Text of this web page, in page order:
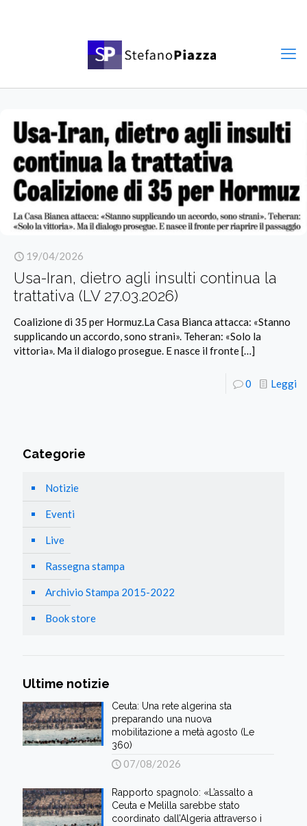
19/04/2026
Usa-Iran, dietro agli insulti continua la
trattativa (LV 27.03.2026)
Coalizione di 35 per Hormuz.La Casa Bianca attacca: «Stanno
supplicando un accordo, sono strani». Teheran: «Solo la
vittoria». Ma il dialogo prosegue. E nasce il fronte[…]
0 Leggi
Categorie
Notizie
Eventi
Live
Rassegna stampa
Archivio Stampa 2015-2022
Book store
Ultime notizie
Ceuta: Una rete algerina sta
preparando una nuova
mobilitazione a metà agosto (Le
360)
07/08/2026
Rapporto spagnolo: «L’assalto a
Ceuta e Melilla sarebbe stato
coordinato dall’Algeria attraverso i